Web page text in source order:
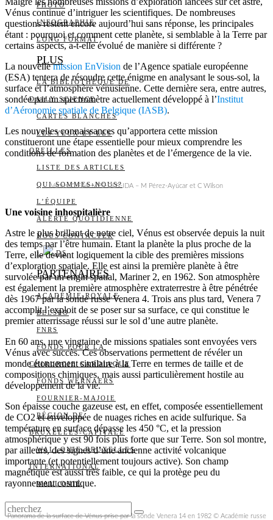
PHOTO
INFOGRAPHIE
LONG FORMAT
PLUS
LA BIBLIOTHÈQUE DE
DAILY SCIENCE
CARTES BLANCHES
LES YEUX ET LES
OREILLES
LISTE DES ARTICLES
QUI SOMMES-NOUS?
L’ÉQUIPE
ALERTE QUOTIDIENNE
NOUS CONTACTER
I DS
PARTENAIRES
ACADÉMIE ROYALE
BELSPO
FNRS
FONDS POUR LA
CHIRURGIE CARDIAQUE
FONDS WERNAERS
FOURNIER-MAJOIE
RÉGION DE
BRUXELLES-CAPITALE
WALLONIE-BRUXELLES
INTERNATIONAL
WALLONIE
Vénus continue d’intriguer les scientifiques. De nombreuses
questions restent encore aujourd’hui sans réponse, les principales
étant : pourquoi et comment cette planète, si semblable à la Terre par
certains aspects, a-t-elle évolué de manière si différente ?
La nouvellemission EnVision de l’Agence spatiale européenne
(ESA) tentera de résoudre cette énigme en analysant le sous-sol, la
surface et l’atmosphère vénusienne. Cette dernière sera, entre autres,
sondée par un spectromètre actuellement développé à l’Institut
d’Aéronomie spatiale de Belgique (IASB).
Les nouvelles connaissances qu’apportera cette mission
constitueront une étape essentielle pour mieux comprendre les
conditions de formation des planètes et de l’émergence de la vie.
Venus © ESA-MPS-DLR-IDA – M Pérez-Ayúcar et C Wilson
Une voisine inhospitalière
Astre le plus brillant de notre ciel, Vénus est observée depuis la nuit
des temps par l’être humain. Etant la planète la plus proche de la
Terre, elle devient logiquement la cible des premières missions
d’exploration spatiale. Elle est ainsi la première planète à être
survolée par un engin spatial, Mariner 2, en 1962. Son atmosphère
est également la première atmosphère extraterrestre à être pénétrée
dès 1967 par la sonde russe Venera 4. Trois ans plus tard, Venera 7
accomplit l’exploit de se poser sur sa surface, ce qui constitue le
premier atterrissage réussi sur le sol d’une autre planète.
En 60 ans, une vingtaine de missions spatiales sont envoyées vers
Vénus avec succès. Ces observations permettent de révéler un
monde étonnement similaire à la Terre en termes de taille et de
compositions chimiques, mais aussi particulièrement hostile au
développement de la vie.
Son épaisse couche gazeuse est, en effet, composée essentiellement
de CO2 et enveloppée de nuages riches en acide sulfurique. Sa
température en surface dépasse les 450 °C, et la pression
atmosphérique y est 90 fois plus forte que sur Terre. Son sol montre,
par ailleurs, des signes d’une ancienne activité volcanique
importante (et potentiellement toujours active). Son champ
magnétique est aussi très faible, ce qui la protège peu du
rayonnement cosmique.
Panorama de la surface de Vénus prise par la sonde Venera 14 en 1982 © Académie russe